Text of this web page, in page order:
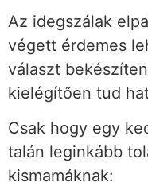
Az idegszálak
végett érdemes
választ
kielégítően tud
Csak hogy egy
talán leginkább
kismamáknak: